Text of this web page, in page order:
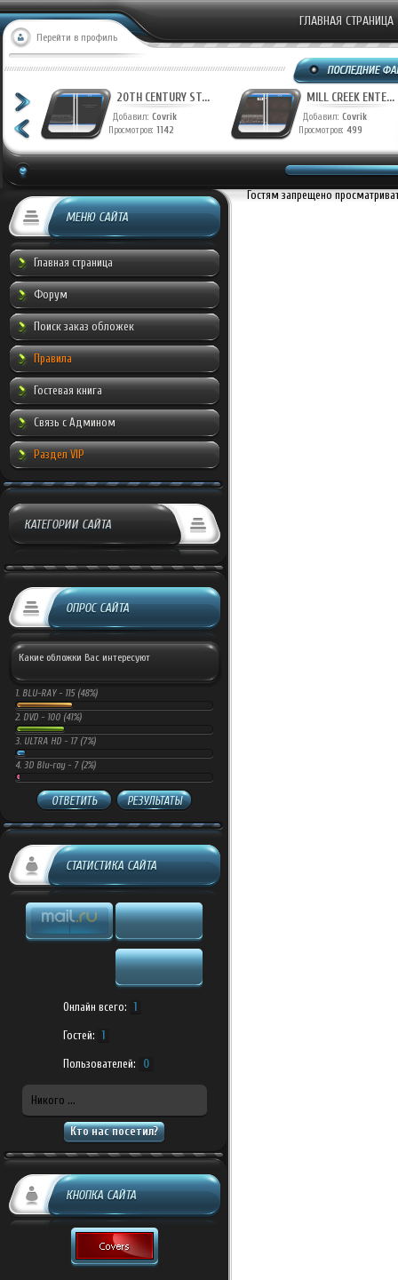
Перейти в профиль
ГЛАВНАЯ СТРАНИЦА
20TH CENTURY ST...
Добавил: Covrik
Просмотров: 1142
MILL CREEK ENTE...
Добавил: Covrik
Просмотров: 499
МЕНЮ САЙТА
Главная страница
Форум
Поиск заказ обложек
Правила
Гостевая книга
Связь с Админом
Раздел VIP
КАТЕГОРИИ САЙТА
ОПРОС САЙТА
Какие обложки Вас интересуют
1. BLU-RAY - 115 (48%)
2. DVD - 100 (41%)
3. ULTRA HD - 17 (7%)
4. 3D Blu-ray - 7 (2%)
ОТВЕТИТЬ РЕЗУЛЬТАТЫ
СТАТИСТИКА САЙТА
Онлайн всего: 1
Гостей: 1
Пользователей: 0
Никого ...
Кто нас посетил?
КНОПКА САЙТА
Гостям запрещено